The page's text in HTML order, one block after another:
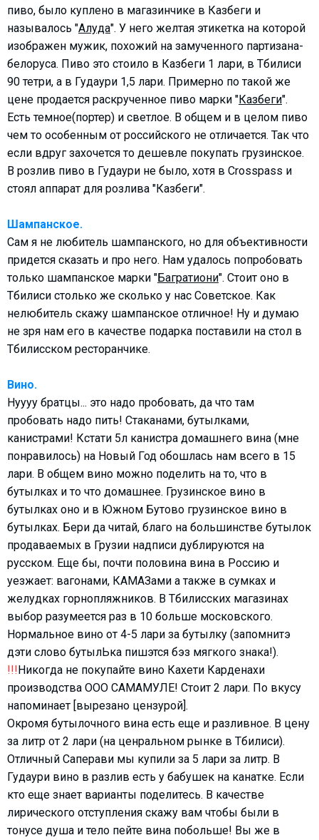
пиво, было куплено в магазинчике в Казбеги и
называлось "Алуда". У него желтая этикетка на которой
изображен мужик, похожий на замученного партизана-
белоруса. Пиво это стоило в Казбеги 1 лари, в Тбилиси
90 тетри, а в Гудаури 1,5 лари. Примерно по такой же
цене продается раскрученное пиво марки "Казбеги".
Есть темное(портер) и светлое. В общем и в целом пиво
чем то особенным от российского не отличается. Так что
если вдруг захочется то дешевле покупать грузинское.
В розлив пиво в Гудаури не было, хотя в Crosspass и
стоял аппарат для розлива "Казбеги".
Шампанское.
Сам я не любитель шампанского, но для объективности
придется сказать и про него. Нам удалось попробовать
только шампанское марки "Багратиони". Стоит оно в
Тбилиси столько же сколько у нас Советское. Как
нелюбитель скажу шампанское отличное! Ну и думаю
не зря нам его в качестве подарка поставили на стол в
Тбилисском ресторанчике.
Вино.
Нуууу братцы... это надо пробовать, да что там
пробовать надо пить! Стаканами, бутылками,
канистрами! Кстати 5л канистра домашнего вина (мне
понравилось) на Новый Год обошлась нам всего в 15
лари. В общем вино можно поделить на то, что в
бутылках и то что домашнее. Грузинское вино в
бутылках оно и в Южном Бутово грузинское вино в
бутылках. Бери да читай, благо на большинстве бутылок
продаваемых в Грузии надписи дублируются на
русском. Еще бы, почти половина вина в Россию и
уезжает: вагонами, КАМАЗами а также в сумках и
желудках горнопляжников. В Тбилисских магазинах
выбор разумеется раз в 10 больше московского.
Нормальное вино от 4-5 лари за бутылку (запомнитэ
дэти слово бутылЬка пишэтся бэз мягкого знака!).
!!!Никогда не покупайте вино Кахети Карденахи
производства ООО САМАМУЛЕ! Стоит 2 лари. По вкусу
напоминает [вырезано цензурой].
Окромя бутылочного вина есть еще и разливное. В цену
за литр от 2 лари (на ценральном рынке в Тбилиси).
Отличный Саперави мы купили за 5 лари за литр. В
Гудаури вино в разлив есть у бабушек на канатке. Если
кто еще знает варианты поделитесь. В качестве
лирического отступления скажу вам чтобы были в
тонусе душа и тело пейте вина побольше! Вы же в
Visas
What to drink?
Local money
Mobile phones
Gallery
Travel reports
Safety